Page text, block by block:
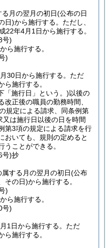
月の翌月の初日(公布の日
日)から施行する。 ただし、
22年4月1日から施行する。
号)
ら施行する。
)
30日から施行する。 ただ
ら施行する。
「施行日」という。)以後の
改正後の職員の勤務時間、
規定による請求、同条例第
は施行日以後の日を時間
第3項の規定による請求を行
おいても、規則の定めると
うことができる。
号)抄
する月の翌月の初日(公布
その日)から施行する。
)
ら施行する。
号)
1日から施行する。 ただ
ら施行する。